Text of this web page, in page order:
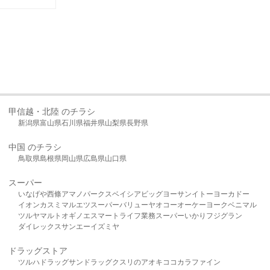
甲信越・北陸 のチラシ
新潟県富山県石川県福井県山梨県長野県
中国 のチラシ
鳥取県島根県岡山県広島県山口県
スーパー
いなげや西條アマノパークスベイシア ビッグヨーサンイトーヨーカドー
イオンカスミ マルエツ スーパーバリューヤオコーオーケー ヨークベニマル
ツルヤマルト オギノ エスマート ライフ業務スーパーいかり フジグラン
ダイレックスサンエーイズミヤ
ドラッグストア
ツルハドラッグサンドラッグクスリのアオキ ココカラファイン